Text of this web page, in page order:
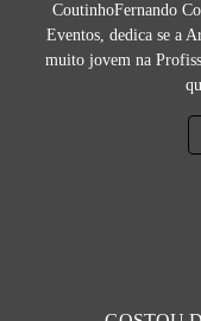
CoutinhoFernando
Eventos, dedica se a
muito jovem na